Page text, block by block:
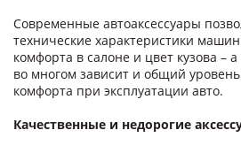
Современные автоаксессуары
технические характеристики
комфорта в салоне и цвет кузова –
во многом зависит и общий уровень
комфорта при эксплуатации авто.
Качественные и недорогие